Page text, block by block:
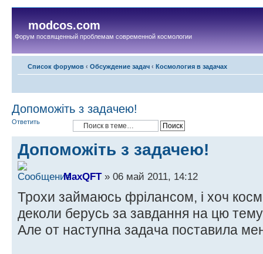
modcos.com
Форум посвященный проблемам современной космологии
Список форумов ‹ Обсуждение задач ‹ Космология в задачах
Допоможіть з задачею!
Ответить
Допоможіть з задачею!
MaxQFT» 06 май 2011, 14:12
Трохи займаюсь фрілансом, і хоч
деколи берусь за завдання на цю
Але от наступна задача поставила